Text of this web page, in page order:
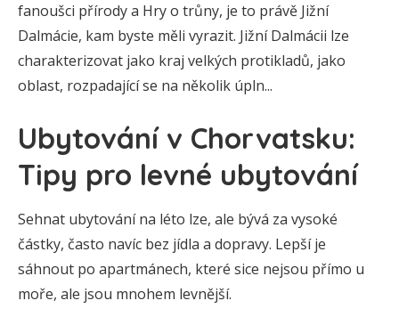
fanoušci přírody a Hry o trůny, je to právě Jižní
Dalmácie, kam byste měli vyrazit. Jižní Dalmácii lze
charakterizovat jako kraj velkých protikladů, jako
oblast, rozpadající se na několik úpln...
Ubytování v Chorvatsku:
Tipy pro levné ubytování
Sehnat ubytování na léto lze, ale bývá za vysoké
částky, často navíc bez jídla a dopravy. Lepší je
sáhnout po apartmánech, které sice nejsou přímo u
moře, ale jsou mnohem levnější.